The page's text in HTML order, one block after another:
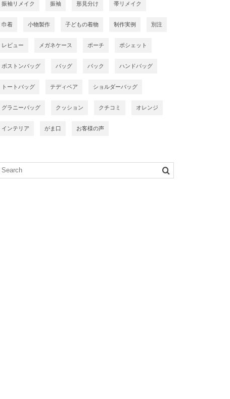
振袖リメイク 振袖 形見分け 帯リメイク
巾着 小物製作 子どもの着物 制作実例 別注
レビュー メガネケース ポーチ ポシェット
ボストンバッグ バッグ バック ハンドバッグ
トートバッグ テディベア ショルダーバッグ
グラニーバッグ クッション クチコミ オレンジ
インテリア がま口 お客様の声